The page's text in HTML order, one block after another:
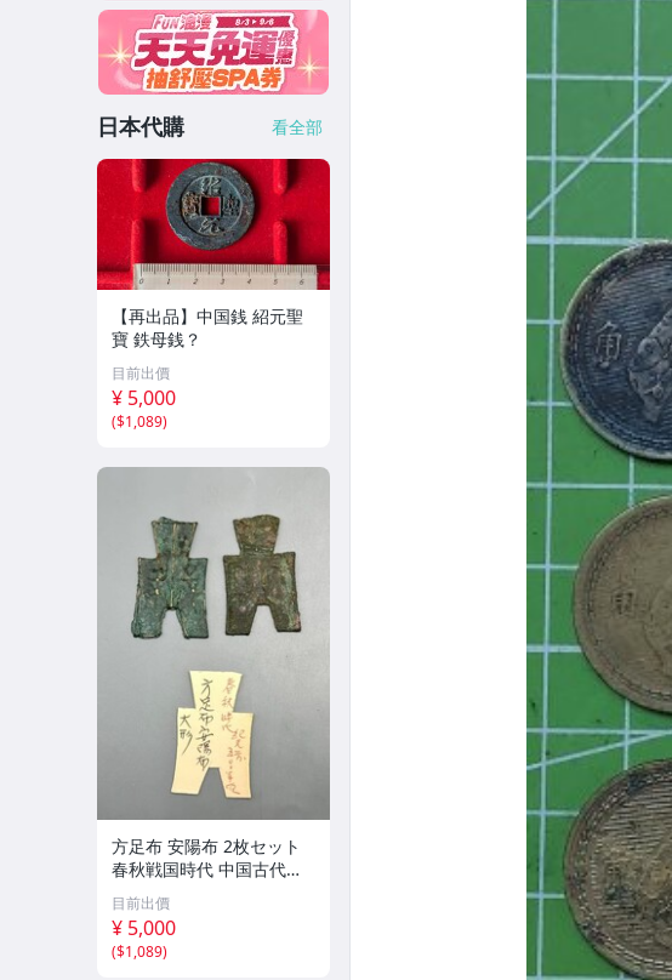
日本代購 看全部
【再出品】中国銭 紹元聖
寶 鉄母銭？
目前出價
¥ 5,000
($1,089)
方足布 安陽布 2枚セット
春秋戦国時代 中国古代銭
貨 布貨 布幣 銅銭 古銭 コ
レクション 貨幣
目前出價
¥ 5,000
($1,089)